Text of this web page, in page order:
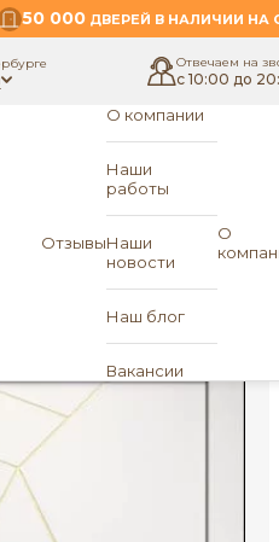
50 000ДВЕРЕЙ В НАЛИЧИИ НА
Отвечаем на
с 10:00 до
Отзывы
О
О компании
Наши
работы
Наши
новости
Наш блог
Вакансии
ЛОРД - L-Spazio 1